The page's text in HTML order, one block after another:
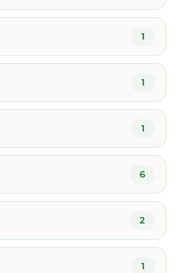
1
1
1
6
2
1